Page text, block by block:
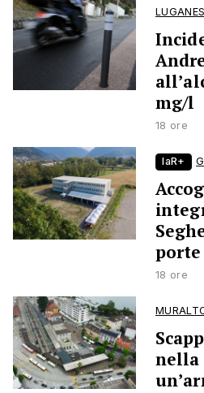
mg/l
18 ore
laR+
18 ore
nella